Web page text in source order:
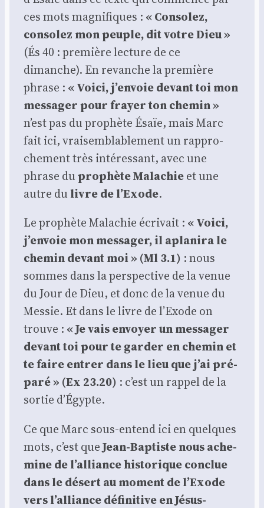
ces mots magni­fiques : « Conso­lez,
conso­lez mon peuple, dit votre Dieu »
(És 40 : pre­mière lec­ture de ce
dimanche). En revanche la pre­mière
phrase : « Voi­ci, j’en­voie devant toi mon
mes­sa­ger pour frayer ton che­min »
n’est pas du pro­phète Ésaïe, mais Marc
fait ici, vrai­sem­bla­ble­ment un rap­pro­
che­ment très inté­res­sant, avec une
phrase dupro­phète Mala­chieet une
autre du livre de l’Exode.
Le pro­phète Mala­chie écri­vait : « Voi­ci,
j’envoie mon mes­sa­ger, il apla­ni­ra le
che­min devant moi » (Ml 3.1) : nous
sommes dans la pers­pec­tive de la venue
du Jour de Dieu, et donc de la venue du
Mes­sie. Et dans le livre de l’Exode on
trouve : « Je vais envoyer un mes­sa­ger
devant toi pour te gar­der en che­min et
te faire entrer dans le lieu que j’ai pré­
pa­ré » (Ex 23.20) : c’est un rap­pel de la
sor­tie d’Égypte.
Ce que Marc sous-entend ici en quelques
mots, c’est queJean-Bap­tiste nous ache­
mine de l’alliance his­to­rique conclue
dans le désert au moment de l’Exode
vers l’alliance défi­ni­tive en Jésus-